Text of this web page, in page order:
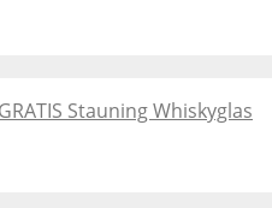
Stauning Whiskyglas